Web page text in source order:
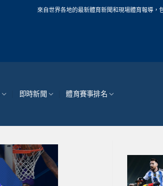
界各地的最新體育新聞和現場體育報導，包括NBA、MLB、
即時新聞 體育賽事排名